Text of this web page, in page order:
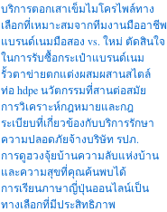
บริการตอกเสาเข็มไมโครไพล์ทาง
เลือกที่เหมาะสมจากทีมงานมืออาชีพ
แบรนด์เนมมือสอง vs. ใหม่ ตัดสินใจ
ในการรับซื้อกระเป๋าแบรนด์เนม
รั้วตาข่ายตกแต่งผสมผสานสไตล์
ท่อ hdpe นวัตกรรมที่สานต่อสมัย
การวิเคราะห์กฎหมายและกฎ
ระเบียบที่เกี่ยวข้องกับบริการรักษา
ความปลอดภัยจ้างบริษัท รปภ.
การดูฮวงจุ้ยบ้านความลับแห่งบ้าน
และความสุขที่คุณค้นพบได้
การเรียนภาษาญี่ปุ่นออนไลน์เป็น
ทางเลือกที่มีประสิทธิภาพ